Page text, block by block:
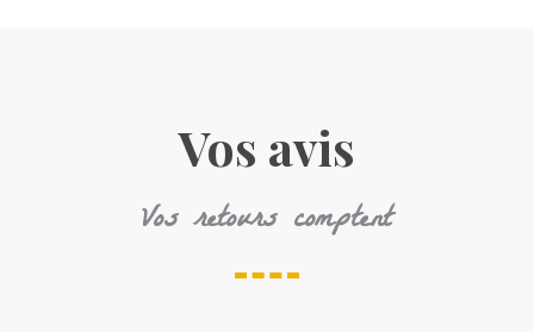
Vos avis
Vos retours comptent